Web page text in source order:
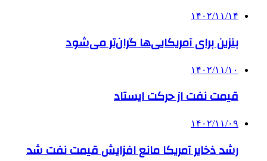
۱۴۰۲/۱۱/۱۴
بنزین برای آمریکایی‌ها گران‌تر می‌شود
۱۴۰۲/۱۱/۱۰
قیمت نفت از حرکت ایستاد
۱۴۰۲/۱۱/۰۹
رشد ذخایر آمریکا مانع افزایش قیمت نفت شد